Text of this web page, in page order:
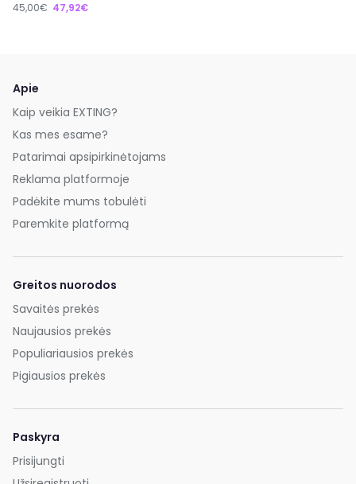
45,00€ 47,92€
Apie
Kaip veikia EXTING?
Kas mes esame?
Patarimai apsipirkinėtojams
Reklama platformoje
Padėkite mums tobulėti
Paremkite platformą
Greitos nuorodos
Savaitės prekės
Naujausios prekės
Populiariausios prekės
Pigiausios prekės
Paskyra
Prisijungti